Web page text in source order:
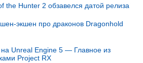
the Hunter 2 обзавелся датой релиза
экшен про драконов Dragonhold
Unreal Engine 5 — Главное из
Project RX